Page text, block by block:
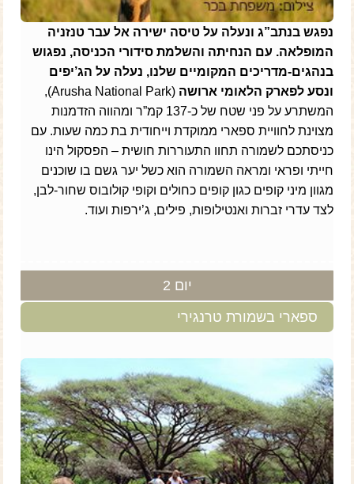
נפגש בנתב”ג ונעלה על טיסה ישירה אל עבר טנזניה
המופלאה. עם הנחיתה והשלמת סידורי הכניסה, נפגוש
בנהגים-מדריכים המקומיים שלנו, נעלה על הג’יפים
ונסע לפארק הלאומי ארושה
(Arusha National Park),
המשתרע על פני שטח של כ-137 קמ”ר ומהווה הזדמנות
מצוינת לחוויית ספארי ממוקדת וייחודית בת כמה שעות. עם
כניסתכם לשמורה תחוו התעוררות חושית – הפסקול הינו
חייתי ופראי ומראה השמורה הוא כשל יער גשם בו שוכנים
מגוון מיני קופים כגון קופים כחולים וקופי קולובוס שחור-לבן,
לצד עדרי זברות ואנטילופות, פילים, ג’ירפות ועוד.
ספארי בשמורת טרנגירי
יום 2